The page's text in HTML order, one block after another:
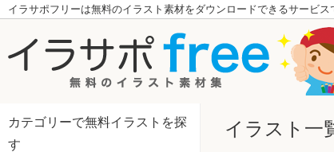
イラサポフリーは無料のイラスト素材をダウンロードできるサービ
カテゴリーで無料イラストを探
す
イラスト一